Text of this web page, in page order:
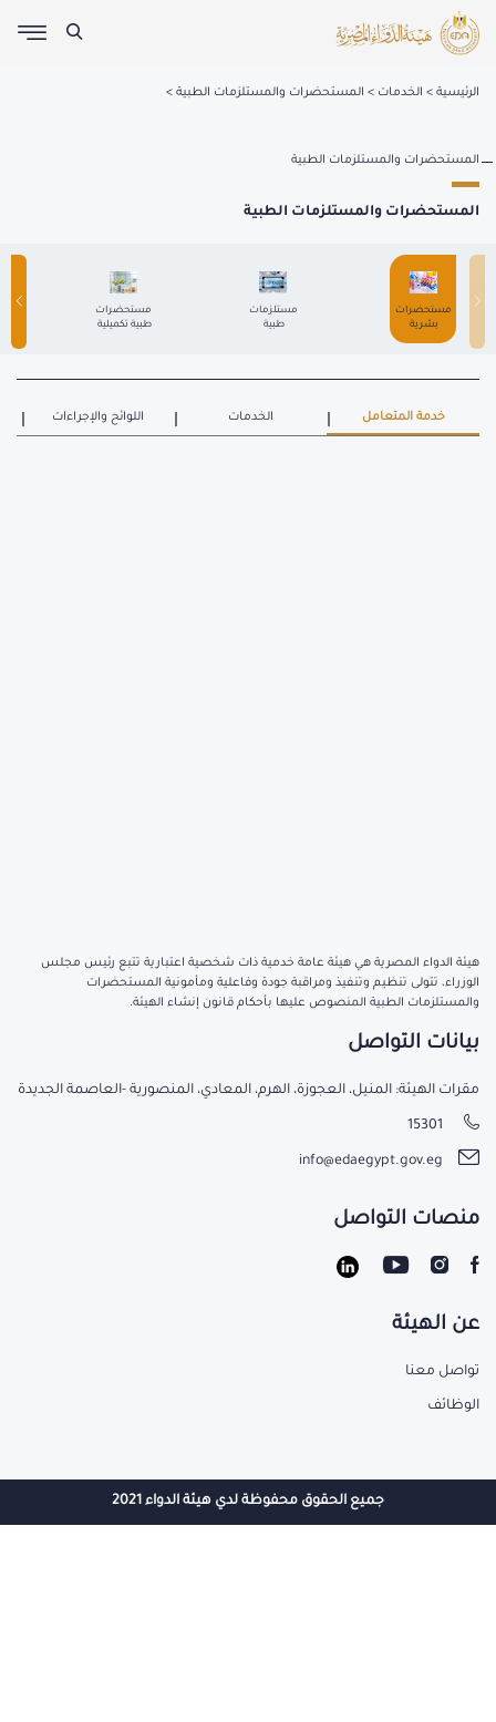
الرئيسية الخدمات المستحضرات والمستلزمات الطبية
المستحضرات والمستلزمات الطبية
المستحضرات والمستلزمات الطبية
بشرية
طبية
طبية تكميلية
خدمة المتعامل الخدمات اللوائح والإجراءات
هيئة الدواء المصرية هي هيئة عامة خدمية ذات شخصية اعتبارية تتبع رئيس مجلس
الوزراء، تتولى تنظيم وتنفيذ ومراقبة جودة وفاعلية ومأمونية المستحضرات
والمستلزمات الطبية المنصوص عليها بأحكام قانون إنشاء الهيئة.
عن الهيئة
تواصل معنا
الوظائف
بيانات التواصل
مقرات الهيئة: المنيل، العجوزة، الهرم، المعادي، المنصورية -العاصمة الجديدة
15301
info@edaegypt.gov.eg
منصات التواصل
جميع الحقوق محفوظة لدي هيئة الدواء 2021